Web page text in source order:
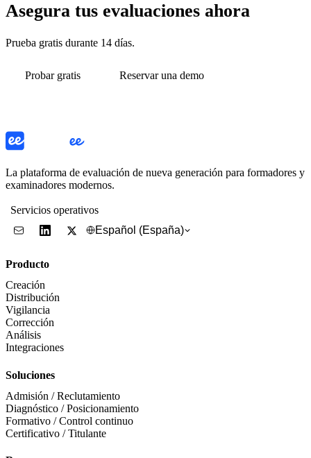
Asegura tus evaluaciones ahora
Prueba gratis durante 14 días.
Probar gratis Reservar una demo
La plataforma de evaluación de nueva generación para formadores y
examinadores modernos.
Servicios operativos
Español (España)
Producto
Creación
Distribución
Vigilancia
Corrección
Análisis
Integraciones
Soluciones
Admisión / Reclutamiento
Diagnóstico / Posicionamiento
Formativo / Control continuo
Certificativo / Titulante